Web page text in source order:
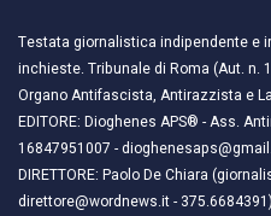
Testata giornalistica indipendente e
inchieste. Tribunale di Roma (Aut. n.
Organo Antifascista, Antirazzista e
EDITORE: Dioghenes APS® - Ass.
16847951007 -
DIRETTORE: Paolo De Chiara
direttore@wordnews.it -